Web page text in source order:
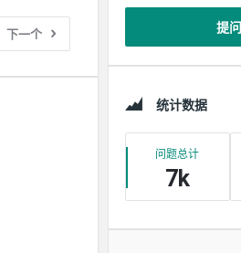
下一个 提问
统计数据
问题总计
7k